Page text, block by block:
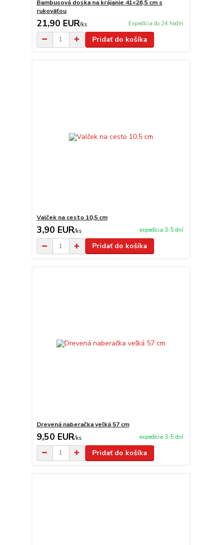
Bambusová doska na krájanie 41×26,5 cm s
rukoväťou
21,90 EUR/ks Expedícia do 24 hodín
Pridať do košíka
Valček na cesto 10,5 cm
3,90 EUR/ks expedícia 3-5 dní
Pridať do košíka
Drevená naberačka veľká 57 cm
9,50 EUR/ks expedícia 3-5 dní
Pridať do košíka